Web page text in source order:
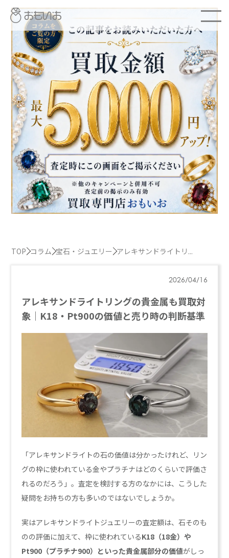
TOP コラム 宝石・ジュエリー アレキサンドライトリ...
2026/04/16
アレキサンドライトリングの貴金属も買取対
象｜K18・Pt900の価値と売り時の判断基準
「アレキサンドライトの石の価値は分かったけれど、リン
グの枠に使われている金やプラチナはどのくらいで評価さ
れるのだろう」。査定を検討する方のなかには、こうした
疑問をお持ちの方も多いのではないでしょうか。
実はアレキサンドライトジュエリーの査定額は、石そのも
のの評価に加えて、枠に使われているK18（18金）や
Pt900（プラチナ900）といった貴金属部分の価値がしっ